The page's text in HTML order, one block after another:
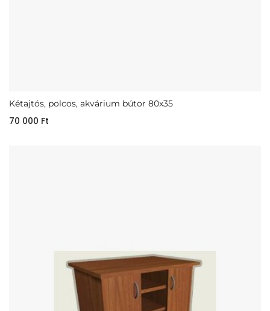
Kétajtós, polcos, akvárium bútor 80x35
70 000 Ft